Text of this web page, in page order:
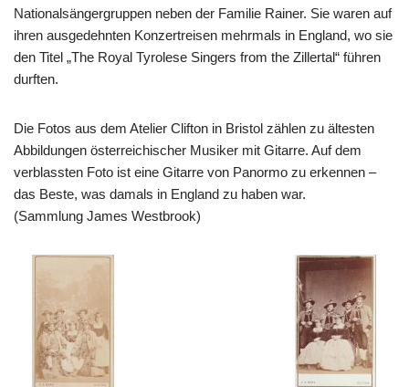
Nationalsängergruppen neben der Familie Rainer. Sie waren auf
ihren ausgedehnten Konzertreisen mehrmals in England, wo sie
den Titel „The Royal Tyrolese Singers from the Zillertal“ führen
durften.
Die Fotos aus dem Atelier Clifton in Bristol zählen zu ältesten
Abbildungen österreichischer Musiker mit Gitarre. Auf dem
verblassten Foto ist eine Gitarre von Panormo zu erkennen –
das Beste, was damals in England zu haben war.
(Sammlung James Westbrook)